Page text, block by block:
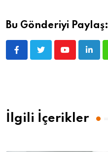
Bu Gönderiyi Paylaş:
İlgili İçerikler